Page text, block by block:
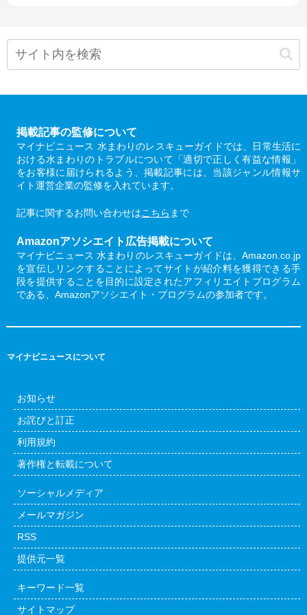
掲載記事の監修について
マイナビニュース 水まわりのレスキューガイドでは、日常生活に
おける水まわりのトラブルについて「適切で正しく有益な情報」
をお客様に届けられるよう、掲載記事には、当該ジャンル情報サ
イト運営企業の監修を入れています。
記事に関するお問い合わせはこちら まで
Amazonアソシエイト広告掲載について
マイナビニュース 水まわりのレスキューガイドは、Amazon.co.jp
を宣伝しリンクすることによってサイトが紹介料を獲得できる手
段を提供することを目的に設定されたアフィリエイトプログラム
である、Amazonアソシエイト・プログラムの参加者です。
マイナビニュースについて
お知らせ
お詫びと訂正
利用規約
著作権と転載について
ソーシャルメディア
メールマガジン
RSS
提供元一覧
キーワード一覧
サイトマップ